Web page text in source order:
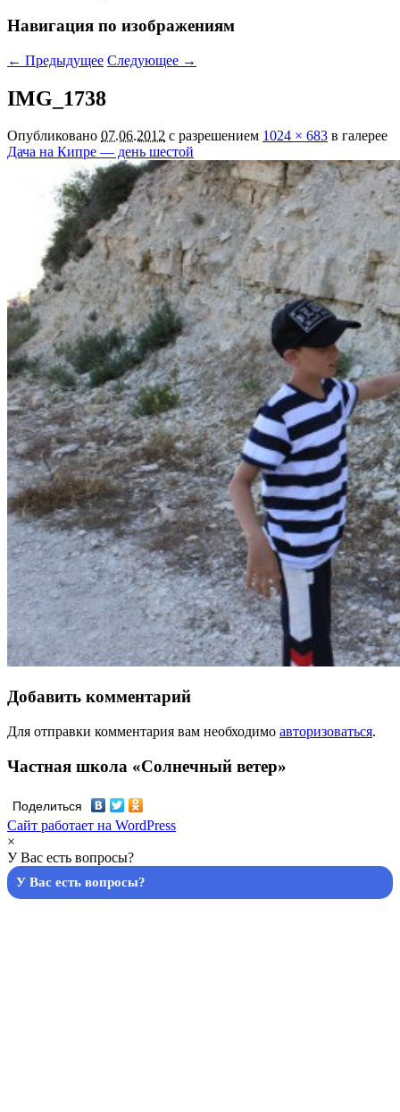
Навигация по изображениям
← Предыдущее Следующее →
IMG_1738
Опубликовано 07.06.2012 с разрешением 1024 × 683 в галерее
Дача на Кипре — день шестой
Добавить комментарий
Для отправки комментария вам необходимо авторизоваться.
Частная школа «Солнечный ветер»
Поделиться
Сайт работает на WordPress
×
У Вас есть вопросы?
У Вас есть вопросы?